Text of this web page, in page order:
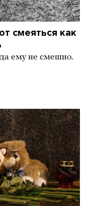
смеяться как
ему не смешно.